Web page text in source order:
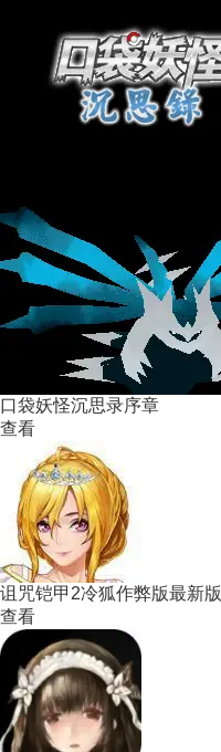
口袋妖怪沉思录序章
查看
诅咒铠甲2冷狐作弊版最新版
查看